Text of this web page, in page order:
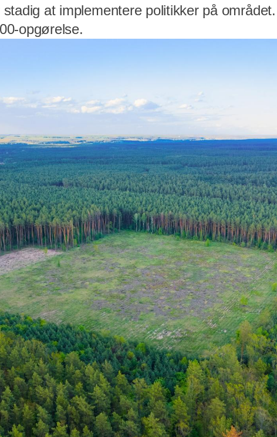
at implementere politikker på
opgørelse.